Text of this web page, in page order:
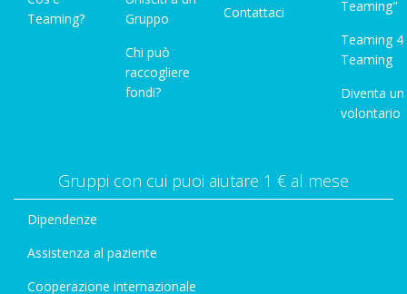
Teaming?
Gruppo
Chi può
raccogliere
fondi?
Contattaci
Teaming"
Teaming 4
Teaming
Diventa un
volontario
Gruppi con cui puoi aiutare 1 € al mese
Dipendenze
Assistenza al paziente
Cooperazione internazionale